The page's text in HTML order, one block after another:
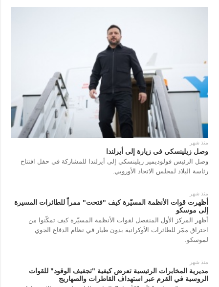
منذ شهر
وصل زيلينسكي في زيارة إلى أيرلندا
وصل الرئيس فولوديمير زيلينسكي إلى أيرلندا للمشاركة في حفل افتتاح
رئاسة البلاد لمجلس الاتحاد الأوروبي.
منذ شهر
أظهرت قوات الأنظمة المسيّرة كيف "فتحت" ممراً للطائرات المسيرة
إلى موسكو
أظهر المركز الأول المنفصل لقوات الأنظمة المسيّرة كيف تمكّنوا من
اختراق ممّر للطائرات الأوكرانية بدون طيار في نظام الدفاع الجوي
لموسكو.
منذ شهر
مديرية المخابرات الرئيسية تعرض كيفية "تجفيف الوقود" للقوات
الروسية في القرم عبر استهداف القاطرات والصهاريج